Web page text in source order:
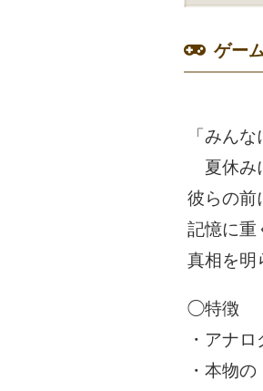
ゲー
「みん
夏休み
彼らの前
記憶に重
真相を明
◯特徴
・アナ
・本物